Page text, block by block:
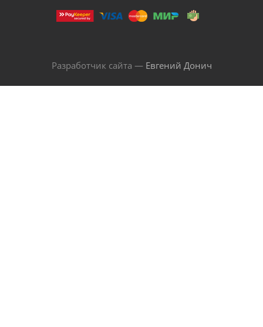
Разработчик сайта — Евгений Донич